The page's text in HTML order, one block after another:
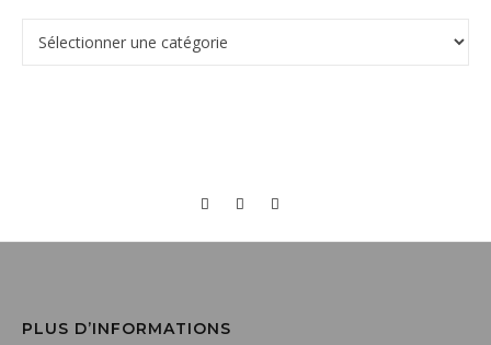
PLUS D’INFORMATIONS